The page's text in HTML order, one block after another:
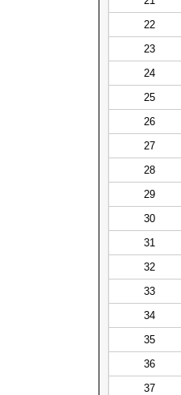
22
23
24
25
26
27
28
29
30
31
32
33
34
35
36
37